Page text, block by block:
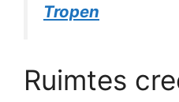
Tropen
Ruimtes